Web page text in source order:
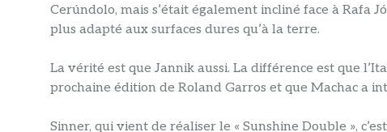
Cerúndolo, mais s’était également incliné face à Rafa
plus adapté aux surfaces dures qu’à la terre.
La vérité est que Jannik aussi. La différence est que
prochaine édition de Roland Garros et que Machac a
Sinner, qui vient de réaliser le « Sunshine Double »,